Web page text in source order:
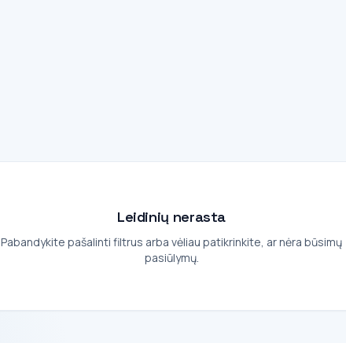
Leidinių nerasta
Pabandykite pašalinti filtrus arba vėliau patikrinkite, ar nėra būsimų
pasiūlymų.